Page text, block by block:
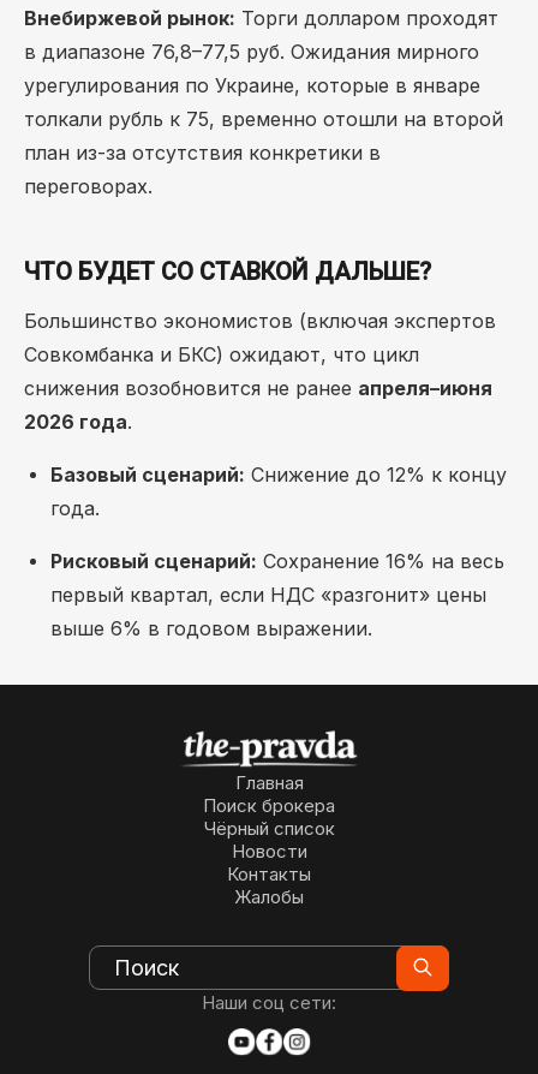
Внебиржевой рынок: Торги долларом проходят
в диапазоне 76,8–77,5 руб. Ожидания мирного
урегулирования по Украине, которые в январе
толкали рубль к 75, временно отошли на второй
план из-за отсутствия конкретики в
переговорах.
ЧТО БУДЕТ СО СТАВКОЙ ДАЛЬШЕ?
Большинство экономистов (включая экспертов
Совкомбанка и БКС) ожидают, что цикл
снижения возобновится не ранее апреля–июня
2026 года.
Базовый сценарий: Снижение до 12% к концу
года.
Рисковый сценарий: Сохранение 16% на весь
первый квартал, если НДС «разгонит» цены
выше 6% в годовом выражении.
Главная
Поиск брокера
Чёрный список
Новости
Контакты
Жалобы
Наши соц сети: